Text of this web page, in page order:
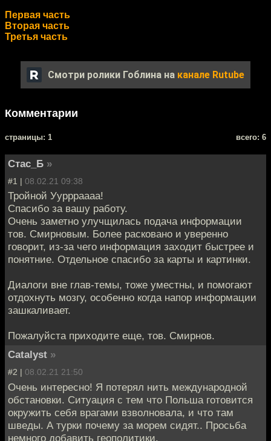
Первая часть
Вторая часть
Третья часть
Смотри ролики Гоблина на канале Rutube
Комментарии
cтраницы: 1 всего: 6
Стас_Б »
#1 | 08.02.21 09:38
Тройной Ууррраааа!
Спасибо за вашу работу.
Очень заметно улучщилась подача информации
тов. Смирновым. Более расковано и уверенно
говорит, из-за чего информация заходит быстрее и
понятние. Отдельное спасибо за карты и картинки.
Диалоги вне глав-темы, тоже уместны, и помогают
отдохнуть мозгу, особенно когда напор информации
зашкаливает.
Пожалуйста приходите еще, тов. Смирнов.
Catalyst »
#2 | 08.02.21 21:50
Очень интересно! Я потерял нить международной
обстановки. Ситуация с тем что Польша готовится
окружить себя врагами взволновала, и что там
шведы. А турки почему за морем сидят.. Просьба
немного добавить геополитики.